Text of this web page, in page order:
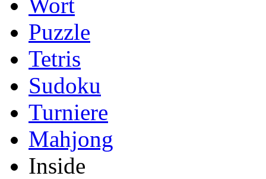
Puzzle
Tetris
Sudoku
Turniere
Mahjong
Inside